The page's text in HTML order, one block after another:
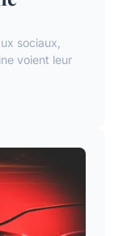
sociaux,
voient leur